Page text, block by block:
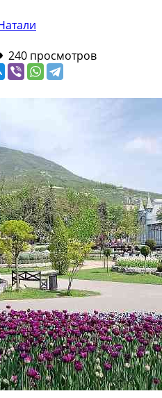
240 просмотров